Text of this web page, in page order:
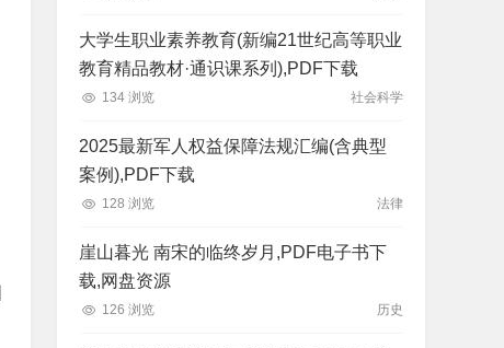
大学生职业素养教育(新编21世纪高等职业
教育精品教材·通识课系列),PDF下载
134 浏览 社会科学
2025最新军人权益保障法规汇编(含典型
案例),PDF下载
128 浏览 法律
崖山暮光 南宋的临终岁月,PDF电子书下
载,网盘资源
126 浏览 历史